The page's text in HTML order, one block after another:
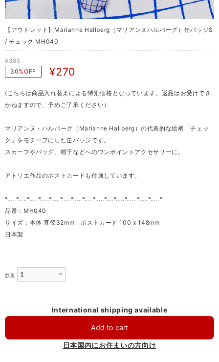
【アウトレット】Marianne Hallberg（マリアンヌハルバーグ）缶バッジS
/ チェック MH040
¥385
30%OFF
¥270
(こちらは商品入れ替えによる特別価格となっています。返品はお受けでき
かねますので、予めご了承ください）
マリアンヌ・ハルバーグ（Marianne Hallberg）の代表的な絵柄「チェッ
ク」をモチーフにした缶バッジです。
スカーフやバッグ、帽子などへのワンポイントアクセサリーに。
アトリエ作品のポストカードも付属しています。
*…..*…..*…..*…..*…..*…..*…..*…..*…..*….*…..*……*…..*…..*
品番：MH040
サイズ：本体 直径32mm ポストカード 100 x 148mm
日本製
数量
International shipping available
Add to cart
日本国内にお住まいの方向け